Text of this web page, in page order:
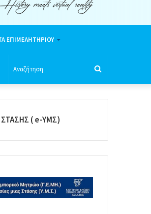
ΕΠΙΜΕΛΗΤΗΡΙΟΥ
ΣΤΑΣΗΣ ( e-ΥΜΣ)